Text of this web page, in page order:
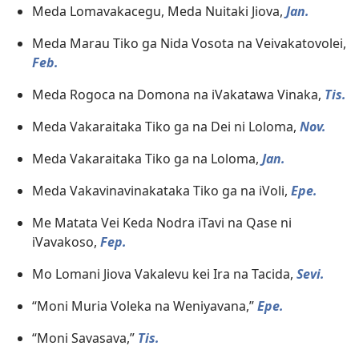
Meda Lomavakacegu, Meda Nuitaki Jiova, Jan.
Meda Marau Tiko ga Nida Vosota na Veivakatovolei,
Feb.
Meda Rogoca na Domona na iVakatawa Vinaka, Tis.
Meda Vakaraitaka Tiko ga na Dei ni Loloma, Nov.
Meda Vakaraitaka Tiko ga na Loloma, Jan.
Meda Vakavinavinakataka Tiko ga na iVoli, Epe.
Me Matata Vei Keda Nodra iTavi na Qase ni
iVavakoso, Fep.
Mo Lomani Jiova Vakalevu kei Ira na Tacida, Sevi.
“Moni Muria Voleka na Weniyavana,”Epe.
“Moni Savasava,” Tis.